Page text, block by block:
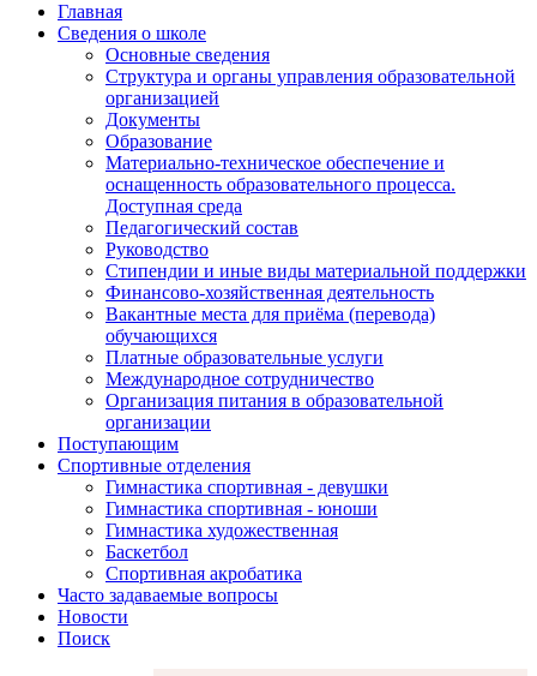
Главная
Сведения о школе
Основные сведения
Структура и органы управления образовательной
организацией
Документы
Образование
Материально-техническое обеспечение и
оснащенность образовательного процесса.
Доступная среда
Педагогический состав
Руководство
Стипендии и иные виды материальной поддержки
Финансово-хозяйственная деятельность
Вакантные места для приёма (перевода)
обучающихся
Платные образовательные услуги
Международное сотрудничество
Организация питания в образовательной
организации
Поступающим
Спортивные отделения
Гимнастика спортивная - девушки
Гимнастика спортивная - юноши
Гимнастика художественная
Баскетбол
Спортивная акробатика
Часто задаваемые вопросы
Новости
Поиск